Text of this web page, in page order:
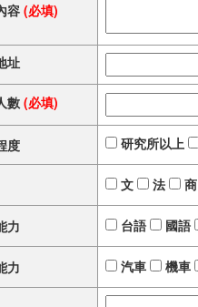
容 (必填)
址
數 (必填)
度 研究所以上
文 法 商
力 台語 國語
力 汽車 機車